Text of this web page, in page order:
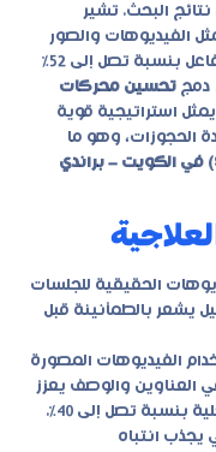
البحث. تشير
الفيديوهات والصور
الحية للجلسات العلاجية، يزيد من معدل التفاعل بنسبة تصل إلى 52٪
دمج تحسين محركات
يمثل استراتيجية قوية
الحجوزات، وهو ما
– براندي
الحقيقية للجلسات
يشعر بالطمأنينة قبل
الفيديوهات المصورة
العناوين والوصف يعزز
بنسبة تصل إلى 40٪.
يجذب انتباه